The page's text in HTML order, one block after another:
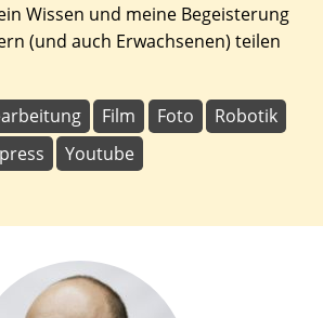
Wissen und meine Begeisterung
(und auch Erwachsenen) teilen
Film Foto
Robotik
Youtube